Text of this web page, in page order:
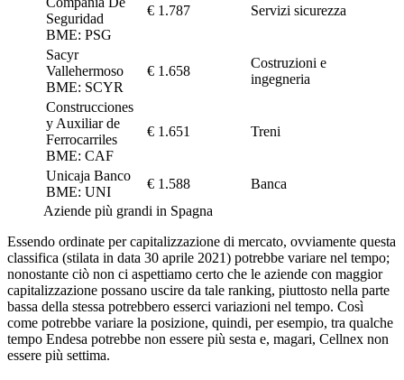
Seguridad
BME: PSG
€ 1.787 Servizi sicurezza
Sacyr
Vallehermoso
BME: SCYR
€ 1.658
Costruzioni e
ingegneria
Construcciones
y Auxiliar de
Ferrocarriles
BME: CAF
€ 1.651 Treni
Unicaja Banco
BME: UNI
€ 1.588
Banca
Aziende più grandi in Spagna
Essendo ordinate per capitalizzazione di mercato, ovviamente questa
classifica (stilata in data 30 aprile 2021) potrebbe variare nel tempo;
nonostante ciò non ci aspettiamo certo che le aziende con maggior
capitalizzazione possano uscire da tale ranking, piuttosto nella parte
bassa della stessa potrebbero esserci variazioni nel tempo. Così
come potrebbe variare la posizione, quindi, per esempio, tra qualche
tempo Endesa potrebbe non essere più sesta e, magari, Cellnex non
essere più settima.